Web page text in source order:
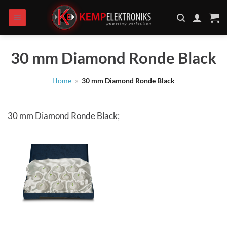
Inhalt
springen
30 mm Diamond Ronde Black
Home » 30 mm Diamond Ronde Black
30 mm Diamond Ronde Black;